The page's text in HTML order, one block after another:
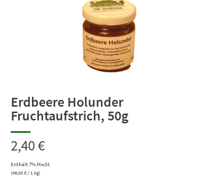
Erdbeere Holunder
Fruchtaufstrich, 50g
2,40€
Enthält 7% MwSt.
(48,00€/ 1 kg)